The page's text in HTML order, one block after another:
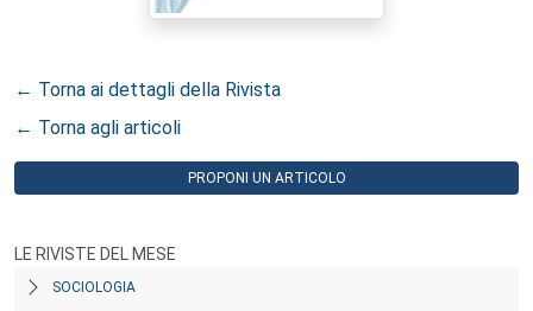
← Torna ai dettagli della Rivista
← Torna agli articoli
PROPONI UN ARTICOLO
LE RIVISTE DEL MESE
SOCIOLOGIA